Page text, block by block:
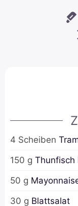
4 Scheiben
150 g Thunfisch
50 g
30 g Blattsalat